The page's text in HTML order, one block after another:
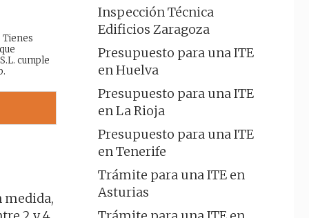
Tienes
cumple
medida,
Inspección Técnica
Edificios Zaragoza
Presupuesto para una ITE
en Huelva
Presupuesto para una ITE
en La Rioja
Presupuesto para una ITE
en Tenerife
Trámite para una ITE en
Asturias